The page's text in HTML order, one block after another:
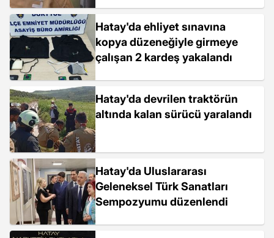
Hatay'da ehliyet sınavına
kopya düzeneğiyle girmeye
çalışan 2 kardeş yakalandı
Hatay'da devrilen traktörün
altında kalan sürücü yaralandı
Hatay'da Uluslararası
Geleneksel Türk Sanatları
Sempozyumu düzenlendi